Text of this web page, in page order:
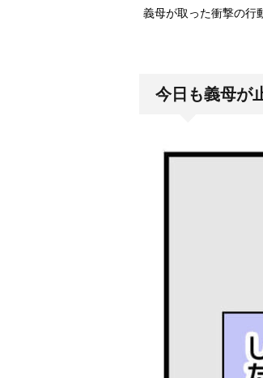
義母が取った衝撃の行
今日も義母が